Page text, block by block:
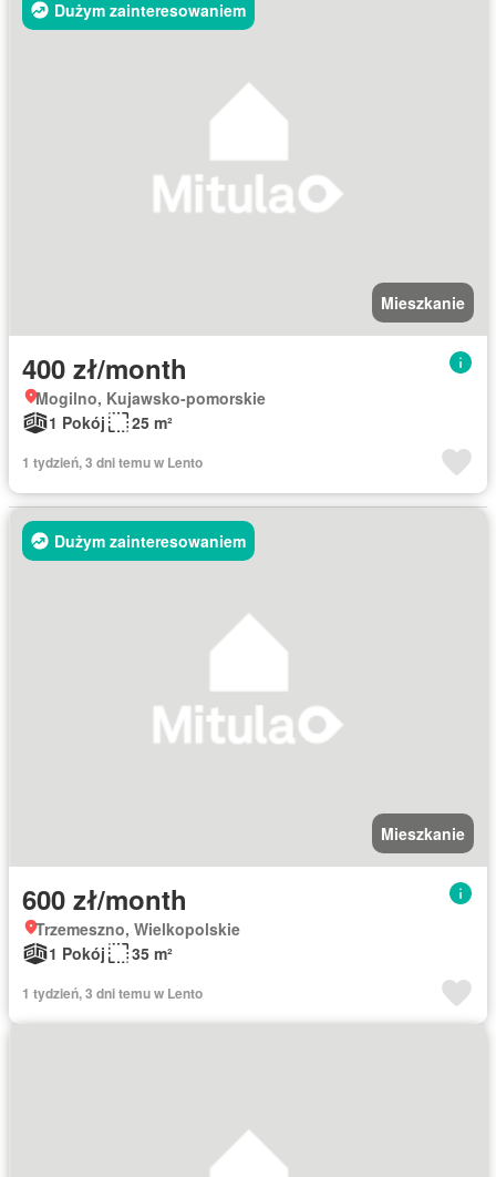
Dużym zainteresowaniem
Mieszkanie
400 zł/month
Mogilno, Kujawsko-pomorskie
1 Pokój
25 m²
1 tydzień, 3 dni temu w Lento
Dużym zainteresowaniem
Mieszkanie
600 zł/month
Trzemeszno, Wielkopolskie
1 Pokój
35 m²
1 tydzień, 3 dni temu w Lento